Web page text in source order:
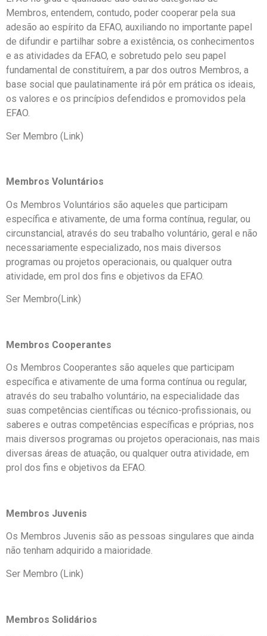
Membros, entendem, contudo, poder cooperar pela sua
adesão ao espírito da EFAO, auxiliando no importante papel
de difundir e partilhar sobre a existência, os conhecimentos
e as atividades da EFAO, e sobretudo pelo seu papel
fundamental de constituírem, a par dos outros Membros, a
base social que paulatinamente irá pôr em prática os ideais,
os valores e os princípios defendidos e promovidos pela
EFAO.
Ser Membro (Link)
Membros Voluntários
Os Membros Voluntários são aqueles que participam
específica e ativamente, de uma forma contínua, regular, ou
circunstancial, através do seu trabalho voluntário, geral e não
necessariamente especializado, nos mais diversos
programas ou projetos operacionais, ou qualquer outra
atividade, em prol dos fins e objetivos da EFAO.
Ser Membro(Link)
Membros Cooperantes
Os Membros Cooperantes são aqueles que participam
específica e ativamente de uma forma contínua ou regular,
através do seu trabalho voluntário, na especialidade das
suas competências científicas ou técnico-profissionais, ou
saberes e outras competências específicas e próprias, nos
mais diversos programas ou projetos operacionais, nas mais
diversas áreas de atuação, ou qualquer outra atividade, em
prol dos fins e objetivos da EFAO.
Membros Juvenis
Os Membros Juvenis são as pessoas singulares que ainda
não tenham adquirido a maioridade.
Ser Membro (Link)
Membros Solidários